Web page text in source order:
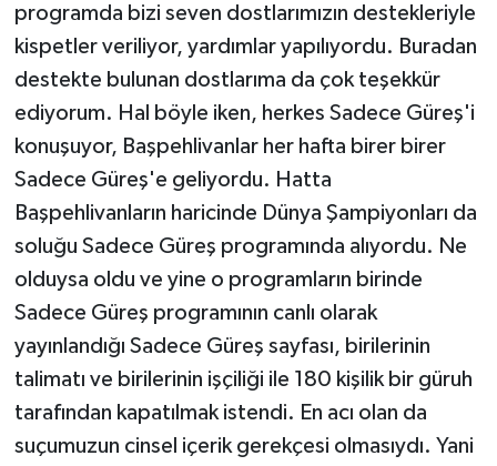
programda bizi seven dostlarımızın destekleriyle
kispetler veriliyor, yardımlar yapılıyordu. Buradan
destekte bulunan dostlarıma da çok teşekkür
ediyorum. Hal böyle iken, herkes Sadece Güreş'i
konuşuyor, Başpehlivanlar her hafta birer birer
Sadece Güreş'e geliyordu. Hatta
Başpehlivanların haricinde Dünya Şampiyonları da
soluğu Sadece Güreş programında alıyordu. Ne
olduysa oldu ve yine o programların birinde
Sadece Güreş programının canlı olarak
yayınlandığı Sadece Güreş sayfası, birilerinin
talimatı ve birilerinin işçiliği ile 180 kişilik bir güruh
tarafından kapatılmak istendi. En acı olan da
suçumuzun cinsel içerik gerekçesi olmasıydı. Yani